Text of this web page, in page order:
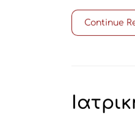
Continue